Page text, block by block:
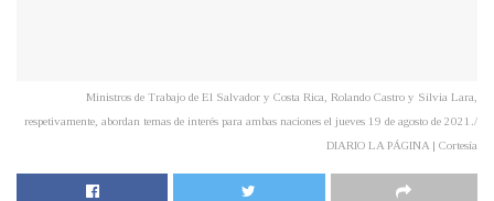
Ministros de Trabajo de El Salvador y Costa Rica, Rolando Castro y Silvia Lara,
respetivamente, abordan temas de interés para ambas naciones el jueves 19 de agosto de 2021./
DIARIO LA PÁGINA | Cortesía